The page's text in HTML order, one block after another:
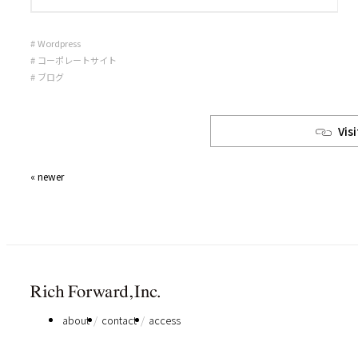
Wordpress
コーポレートサイト
ブログ
« newer
about contact access